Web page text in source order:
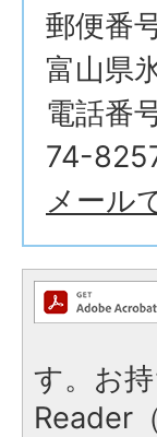
郵便番
富山県
電話番
74-
メール
す。お
Reader